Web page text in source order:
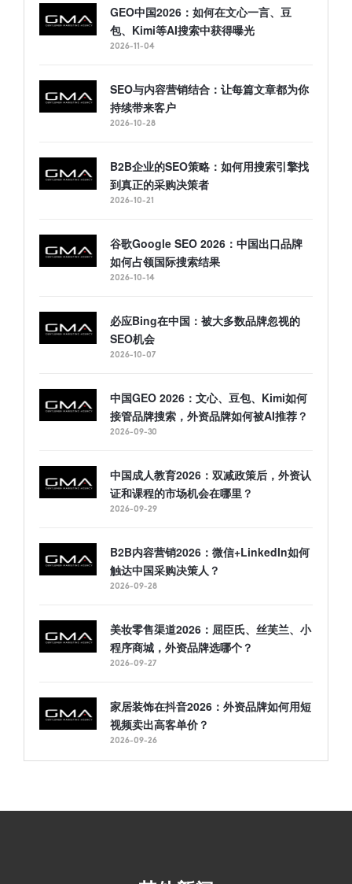
GEO中国2026：如何在文心一言、豆
包、Kimi等AI搜索中获得曝光
2026-11-04
SEO与内容营销结合：让每篇文章都为你
持续带来客户
2026-10-28
B2B企业的SEO策略：如何用搜索引擎找
到真正的采购决策者
2026-10-21
谷歌Google SEO 2026：中国出口品牌
如何占领国际搜索结果
2026-10-14
必应Bing在中国：被大多数品牌忽视的
SEO机会
2026-10-07
中国GEO 2026：文心、豆包、Kimi如何
接管品牌搜索，外资品牌如何被AI推荐？
2026-09-30
中国成人教育2026：双减政策后，外资认
证和课程的市场机会在哪里？
2026-09-29
B2B内容营销2026：微信+LinkedIn如何
触达中国采购决策人？
2026-09-28
美妆零售渠道2026：屈臣氏、丝芙兰、小
程序商城，外资品牌选哪个？
2026-09-27
家居装饰在抖音2026：外资品牌如何用短
视频卖出高客单价？
2026-09-26